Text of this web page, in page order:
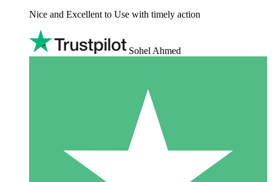
Nice and Excellent to Use with timely action
Sohel Ahmed